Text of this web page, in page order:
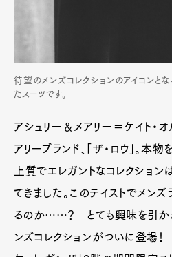
待望のメンズコレクションのアイコンと
たスーツです。
アシュリー＆メアリー＝ケイト・
アリーブランド、「ザ・ロウ」。
上質でエレガントなコレクション
てきました。このテイストでメン
るのか……？ とても興味を引かれ
ンズコレクションがついに登場！